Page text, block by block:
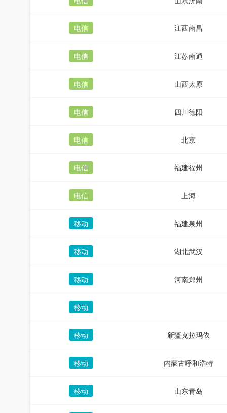
电信 江西南昌
电信 江苏南通
电信 山西太原
电信 四川德阳
电信 北京
电信 福建福州
电信 上海
移动 福建泉州
移动 湖北武汉
移动 河南郑州
移动
移动 新疆克拉玛依
移动 内蒙古呼和浩特
移动 山东青岛